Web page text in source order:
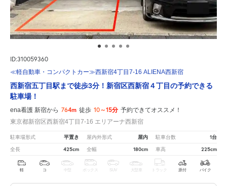
ID:310059360
≪軽自動車・コンパクトカー≫西新宿4丁目7-16 ALIENA西新宿
西新宿五丁目駅まで徒歩3分！新宿区西新宿４丁目の予約できる
駐車場！
ena看護 新宿から 764m 徒歩 10～15分 予約できてオススメ！
東京都新宿区西新宿4丁目7-16 エリアーナ西新宿
駐車場形式 平置き 屋内外形式 屋内 駐車台数 1台
全長 425cm 全幅 180cm 車高 225cm
軽 コ 中型 ボックス SUV 大型車 トラック 原付 バイク